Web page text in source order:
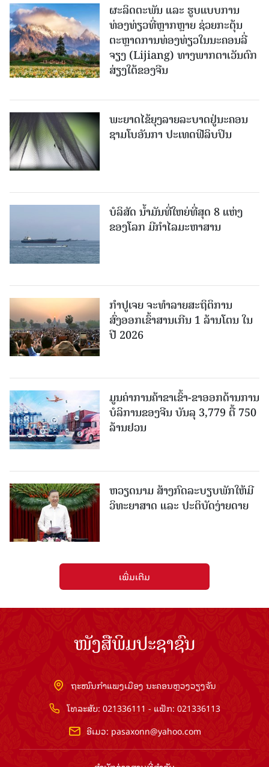
ຜະລິດຕະພັນ ແລະ ຮູບແບບການ
ທ່ອງທ່ຽວທີ່ຫຼາກຫຼາຍ ຊ່ວຍກະຕຸ້ນ
ຕະຫຼາດການທ່ອງທ່ຽວໃນນະຄອນລີ່
ຈຽງ (Lijiang) ທາງພາກຕາເວັນຕົກ
ສ່ຽງໃຕ້ຂອງຈີນ
ພະຍາດໄຂ້ຍຸງລາຍລະບາດຢູ່ນະຄອນ
ຊາມໂບ​ອັນກາ ປະເທດຟີລິບປິນ
ບໍລິສັດ ນ້ຳມັນທີ່ໃຫຍ່ທີ່ສຸດ 8 ແຫ່ງ
ຂອງໂລກ ມີກຳໄລມະຫາສານ
ກຳປູເຈຍ ຈະທຳລາຍສະຖິຕິການ
ສົ່ງອອກເຂົ້າສານເກີນ 1 ລ້ານໂຕນ ໃນ
ປີ 2026
ມູນຄ່າການຄ້າຂາເຂົ້າ-ຂາອອກດ້ານການ
ບໍລິການຂອງຈີນ ບັນລຸ 3,779 ຕື້ 750
ລ້ານຢວນ
ຫວຽດນາມ ສ້າງກົດລະບຽບພັກໃຫ້ມີ
ວິທະຍາສາດ ແລະ ປະຕິບັດງ່າຍດາຍ
ເພີ່ມເຕີມ
ໜັງສືພິມປະຊາຊົນ
ຖະໜົນກຳແພງເມືອງ ນະຄອນຫຼວງວຽງຈັນ
ໂທລະສັບ: 021336111 - ແຟັກ: 021336113
ອີເມວ: pasaxonn@yahoo.com